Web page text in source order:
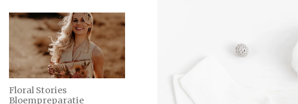
Floral Stories
Bloempreparatie